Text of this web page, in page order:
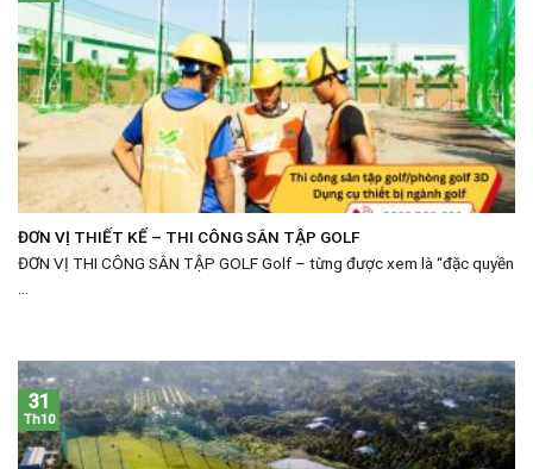
ĐƠN VỊ THIẾT KẾ – THI CÔNG SÂN TẬP GOLF
ĐƠN VỊ THI CÔNG SÂN TẬP GOLF Golf – từng được xem là “đặc quyền
31
Th10